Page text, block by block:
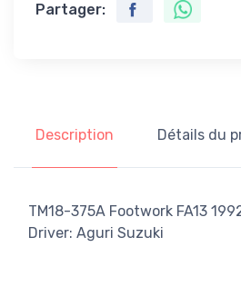
Partager:
Description Détails du
TM18-375A Footwork FA13
Driver: Aguri Suzuki